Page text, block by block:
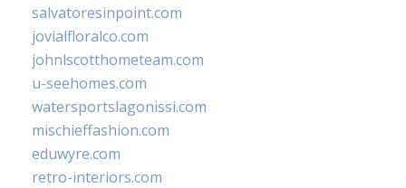
salvatoresinpoint.com
jovialfloralco.com
johnlscotthometeam.com
u-seehomes.com
watersportslagonissi.com
mischieffashion.com
eduwyre.com
retro-interiors.com